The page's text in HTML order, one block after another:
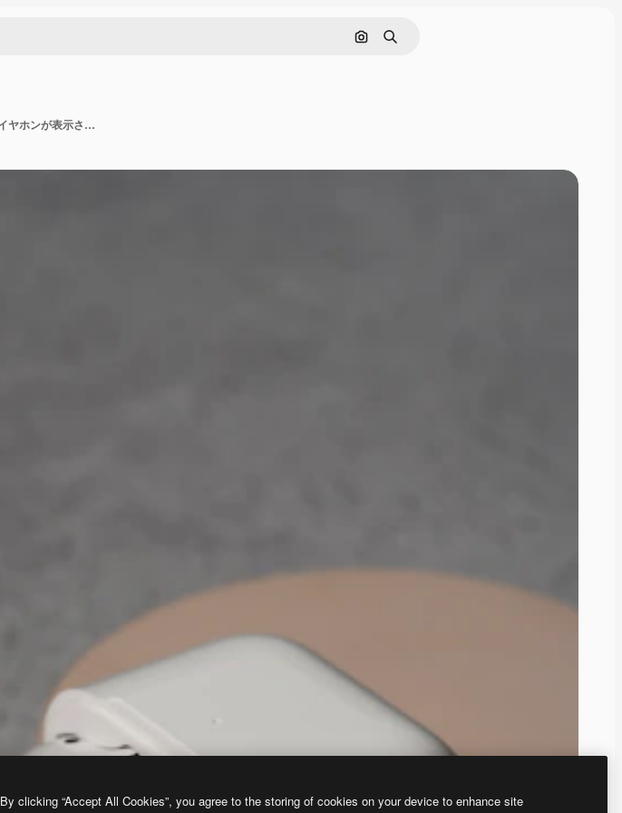
画像で検索
検索
柔らかい影のある丸い表彰台にケース付きの最新のワイヤレス イヤホンが表示されます。
By clicking “Accept All Cookies”, you agree to the storing of cookies on your device to enhance site